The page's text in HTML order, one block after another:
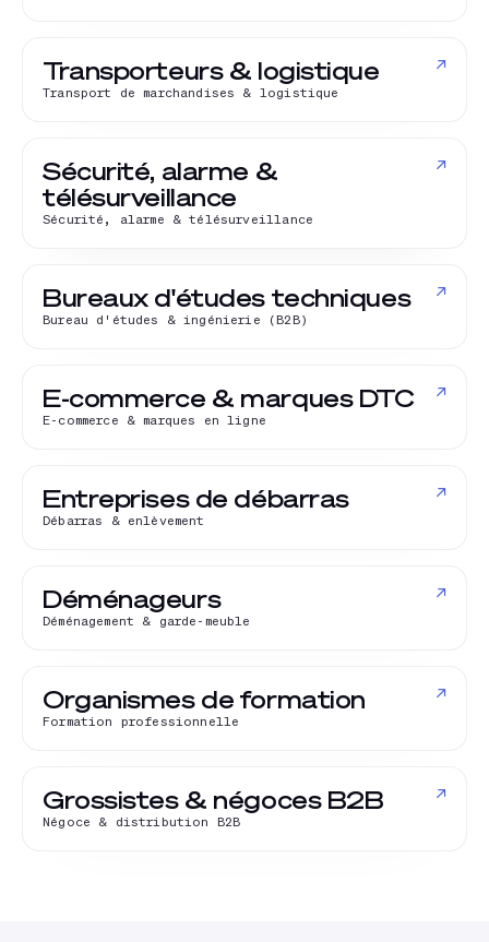
Transporteurs & logistique
Transport de marchandises & logistique
↗
Sécurité, alarme &
télésurveillance
Sécurité, alarme & télésurveillance
↗
Bureaux d'études techniques
Bureau d'études & ingénierie (B2B)
↗
E-commerce & marques DTC
E-commerce & marques en ligne
↗
Entreprises de débarras
Débarras & enlèvement
↗
Déménageurs
Déménagement & garde-meuble
↗
Organismes de formation
Formation professionnelle
↗
Grossistes & négoces B2B
Négoce & distribution B2B
↗